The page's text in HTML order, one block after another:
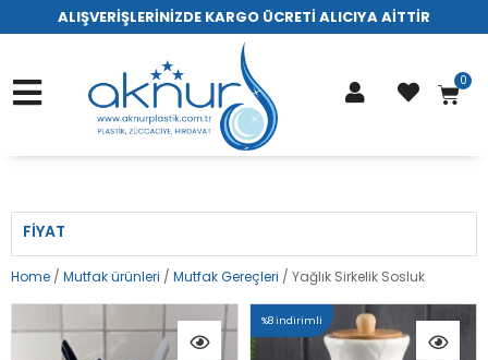
ALIŞVERİŞLERİNİZDE KARGO ÜCRETİ ALICIYA AİTTİR
FIYAT
Home / Mutfak ürünleri / Mutfak Gereçleri / Yağlık Sirkelik Sosluk
%8 indirimli